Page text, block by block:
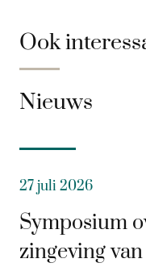
Ook
Nieuws
27 juli 2026
Symposium
zingeving